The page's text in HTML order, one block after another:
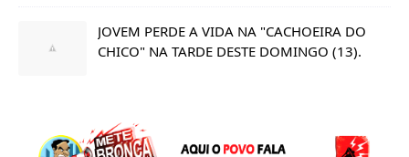
JOVEM PERDE A VIDA NA "CACHOEIRA DO
CHICO" NA TARDE DESTE DOMINGO (13).